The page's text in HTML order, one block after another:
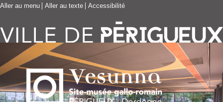
Aller au menu Aller au texte Accessibilité